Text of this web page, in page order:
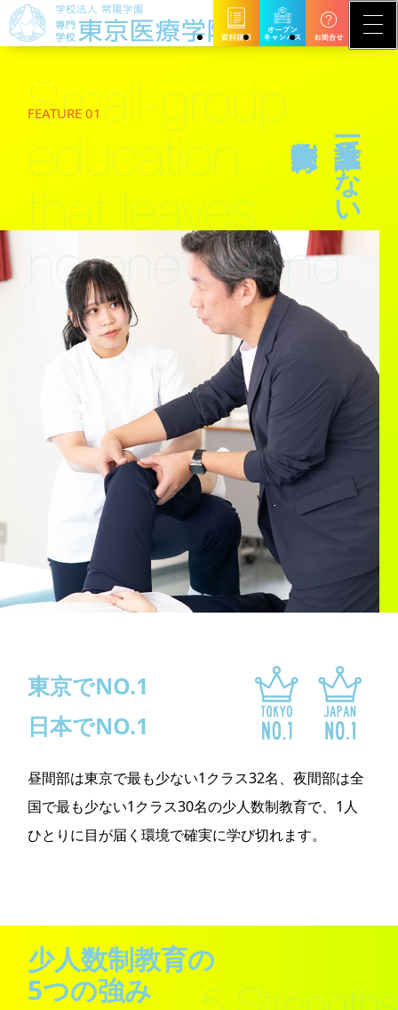
FEATURE 01
誰一人見捨てない
東京でNO.1
日本でNO.1
昼間部は東京で最も少ない1クラス32名、夜間部は全
国で最も少ない1クラス30名の少人数制教育で、 1人
ひとりに目が届く環境で確実に学び切れます。
少人数制教育の
5つの強み